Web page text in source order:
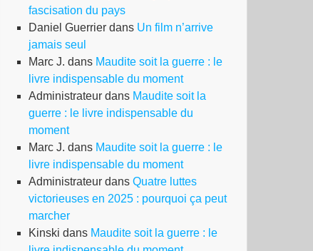
fascisation du pays
Daniel Guerrier dans Un film n’arrive
jamais seul
Marc J. dans Maudite soit la guerre : le
livre indispensable du moment
Administrateur dans Maudite soit la
guerre : le livre indispensable du
moment
Marc J. dans Maudite soit la guerre : le
livre indispensable du moment
Administrateur dans Quatre luttes
victorieuses en 2025 : pourquoi ça peut
marcher
Kinski dans Maudite soit la guerre : le